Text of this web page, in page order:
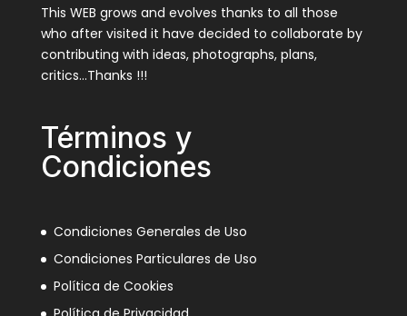
This WEB grows and evolves thanks to all those
who after visited it have decided to collaborate by
contributing with ideas, photographs, plans,
critics…Thanks !!!
Términos y
Condiciones
Condiciones Generales de Uso
Condiciones Particulares de Uso
Política de Cookies